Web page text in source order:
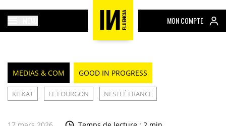
MON COMPTE
MEDIAS & COM GOOD IN PROGRESS
KITKAT LE FOURGON NESTLÉ FRANCE